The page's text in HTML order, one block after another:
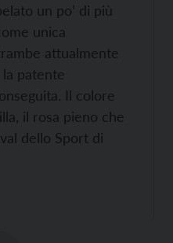
un po’ di più
unica
attualmente
patente
Il colore
il rosa pieno che
dello Sport di